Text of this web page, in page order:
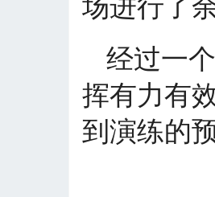
场进行了
经过一
挥有力有
到演练的